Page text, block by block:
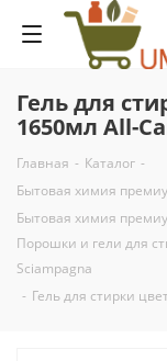
Гель для
1650мл All-
Главная - Каталог -
Бытовая химия
Бытовая химия
Порошки и гели для
Sciampagna
- Гель для стирки